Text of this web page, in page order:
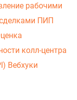
рабочими
ПИП
колл-центра
Вебхуки